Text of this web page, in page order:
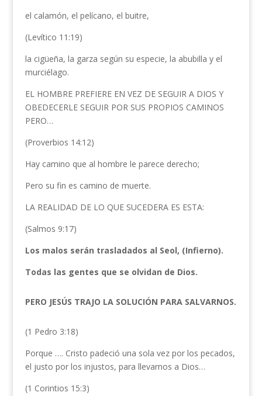
el calamón, el pelícano, el buitre,
(Levítico 11:19)
la cigüeña, la garza según su especie, la abubilla y el
murciélago.
EL HOMBRE PREFIERE EN VEZ DE SEGUIR A DIOS Y
OBEDECERLE SEGUIR POR SUS PROPIOS CAMINOS
PERO…
(Proverbios 14:12)
Hay camino que al hombre le parece derecho;
Pero su fin es camino de muerte.
LA REALIDAD DE LO QUE SUCEDERA ES ESTA:
(Salmos 9:17)
Los malos serán trasladados al Seol, (Infierno).
Todas las gentes que se olvidan de Dios.
PERO JESÚS TRAJO LA SOLUCIÓN PARA SALVARNOS.
(1 Pedro 3:18)
Porque …. Cristo padeció una sola vez por los pecados,
el justo por los injustos, para llevarnos a Dios…
(1 Corintios 15:3)